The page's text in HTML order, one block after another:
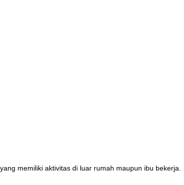
memiliki aktivitas di luar rumah maupun ibu bekerja.